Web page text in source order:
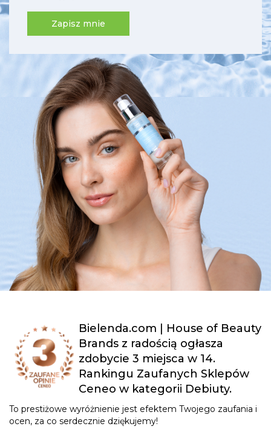
Zapisz mnie
Bielenda.com | House of Beauty
Brands z radością ogłasza
zdobycie 3 miejsca w 14.
Rankingu Zaufanych Sklepów
Ceneo w kategorii Debiuty.
To prestiżowe wyróżnienie jest efektem Twojego zaufania i
ocen, za co serdecznie dziękujemy!